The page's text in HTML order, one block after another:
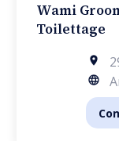
Wami
Toilettage